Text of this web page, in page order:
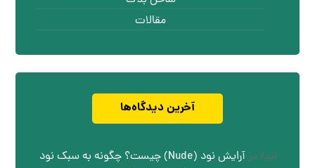
مقالات
آخرین دیدگاه‌ها
لیدا در
آرایش نود (Nude) چیست؟ چگونه به سبک نود